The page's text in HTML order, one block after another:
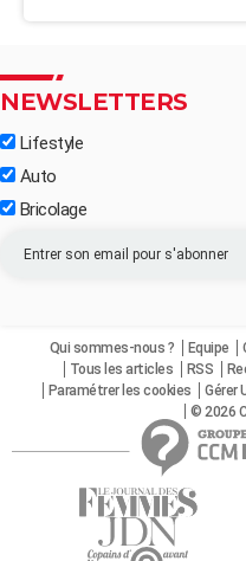
NEWSLETTERS
Lifestyle
Auto
Bricolage
Qui sommes-nous ? Equipe
Tous les articles
RSS
Paramétrer les cookies
Gérer
© 2026